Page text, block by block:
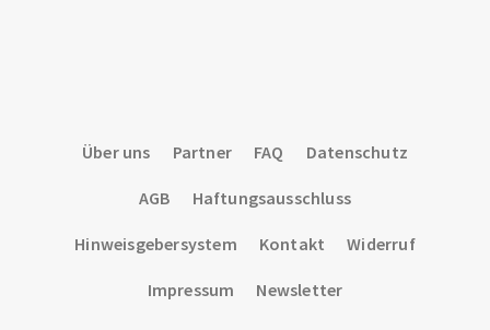
Über uns Partner FAQ Datenschutz
AGB Haftungsausschluss
Hinweisgebersystem Kontakt Widerruf
Impressum Newsletter